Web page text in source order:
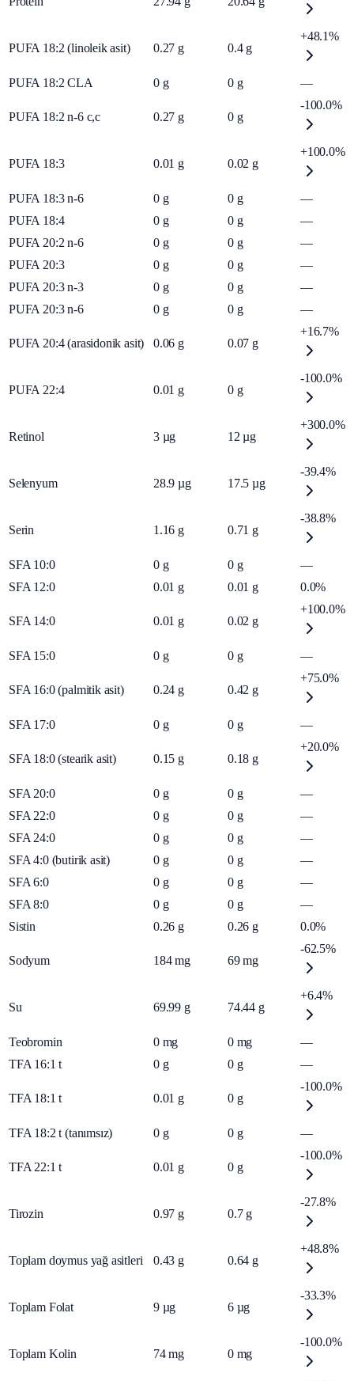
PUFA 18:2 (linoleik asit) 0.27 g 0.4 g
+48.1%
PUFA 18:2 CLA 0 g 0 g —
PUFA 18:2 n-6 c,c 0.27 g 0 g
-100.0%
PUFA 18:3 0.01 g 0.02 g
+100.0%
PUFA 18:3 n-6 0 g 0 g
—
PUFA 18:4
0 g 0 g
—
PUFA 20:2 n-6
0 g 0 g
—
PUFA 20:3
0 g 0 g
—
PUFA 20:3 n-3
0 g 0 g
—
PUFA 20:3 n-6
0 g 0 g —
PUFA 20:4 (arasidonik asit) 0.06 g 0.07 g
+16.7%
PUFA 22:4 0.01 g 0 g
-100.0%
Retinol 3 µg 12 µg
+300.0%
Selenyum 28.9 µg 17.5 µg
-39.4%
Serin 1.16 g 0.71 g
-38.8%
SFA 10:0 0 g 0 g
—
SFA 12:0
0.01 g 0.01 g 0.0%
SFA 14:0 0.01 g 0.02 g
+100.0%
SFA 15:0 0 g 0 g —
SFA 16:0 (palmitik asit) 0.24 g 0.42 g
+75.0%
SFA 17:0 0 g 0 g —
SFA 18:0 (stearik asit) 0.15 g 0.18 g
+20.0%
SFA 20:0 0 g 0 g
—
SFA 22:0
0 g 0 g
—
SFA 24:0
0 g 0 g
—
SFA 4:0 (butirik asit)
0 g 0 g
—
SFA 6:0
0 g 0 g
—
SFA 8:0
0 g 0 g
—
Sistin
0.26 g 0.26 g 0.0%
Sodyum 184 mg 69 mg
-62.5%
Su 69.99 g 74.44 g
+6.4%
Teobromin 0 mg 0 mg
—
TFA 16:1 t
0 g 0 g —
TFA 18:1 t 0.01 g 0 g
-100.0%
TFA 18:2 t (tanımsız) 0 g 0 g —
TFA 22:1 t 0.01 g 0 g
-100.0%
Tirozin 0.97 g 0.7 g
-27.8%
Toplam doymus yağ asitleri 0.43 g 0.64 g
+48.8%
Toplam Folat 9 µg 6 µg
-33.3%
Toplam Kolin 74 mg 0 mg
-100.0%